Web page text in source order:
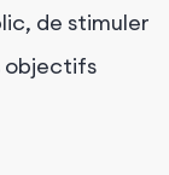
de stimuler
objectifs